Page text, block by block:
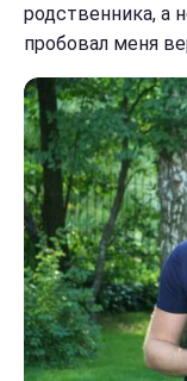
родственника, а
пробовал меня